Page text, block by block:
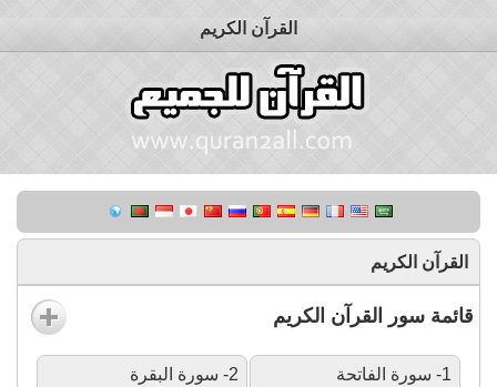
القرآن الكريم
القرآن الكريم
قائمة سور القرآن الكريم
1- سورة الفاتحة 2- سورة البقرة